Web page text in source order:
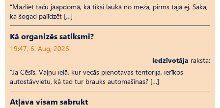
“Mazliet taču jāapdomā, kā tiksi laukā no meža, pirms tajā ej. Saka,
ka šogad palīdzēt […]
Kā organizēs satiksmi?
19:47, 6. Aug, 2026
Iedzīvotāja raksta:
“Ja Cēsīs, Vaļņu ielā, kur vecās pienotavas teritorija, ierīkos
autostāvvietu, kā tad tur brauks automašīnas? […]
Atļāva visam sabrukt